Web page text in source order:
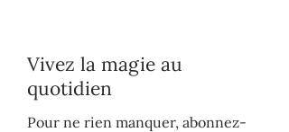
Vivez la magie au
quotidien
Pour ne rien manquer, abonnez-